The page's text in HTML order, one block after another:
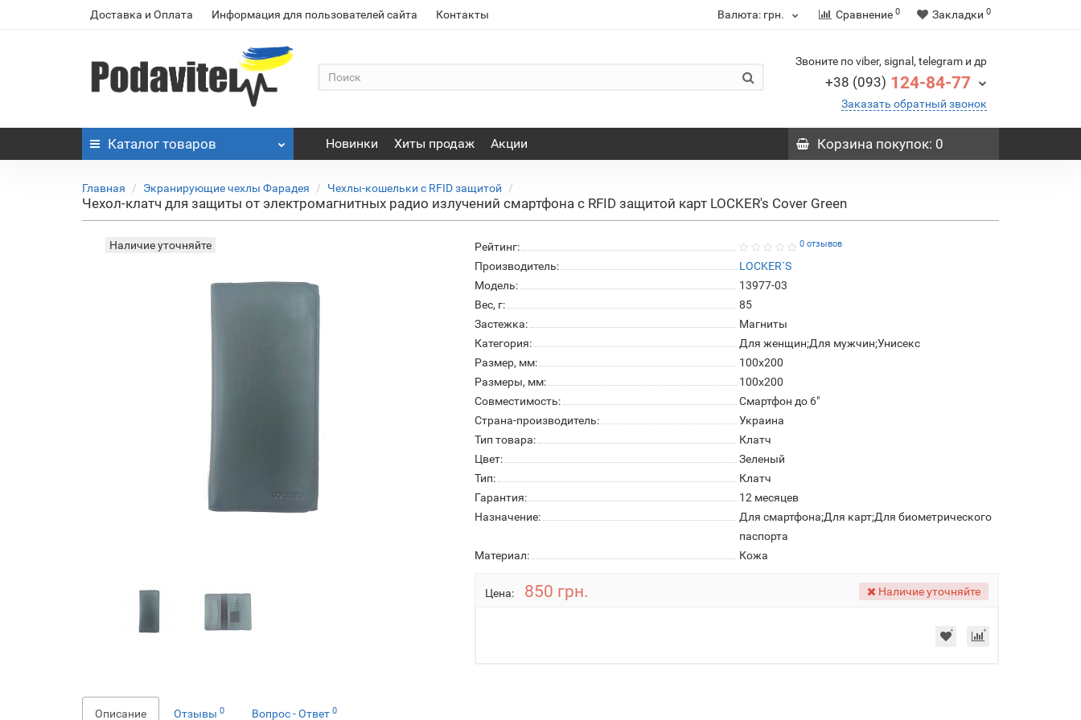
Доставка и Оплата Информация для пользователей сайта Контакты Валюта: грн. Сравнение 0 Закладки 0
Звоните по viber, signal, telegram и др
+38 (093) 124-84-77
Заказать обратный звонок
Каталог товаров Новинки Хиты продаж Акции Корзинапокупок: 0
Главная Экранирующие чехлы Фарадея Чехлы-кошельки с RFID защитой
Чехол-клатч для защиты от электромагнитных радио излучений смартфона с RFID защитой карт LOCKER's Cover Green
Наличие уточняйте Рейтинг: 0 отзывов
Производитель:
LOCKER`S
Модель:
13977-03
Вес, г:
85
Застежка:
Магниты
Категория:
Для женщин;Для мужчин;Унисекс
Размер, мм:
100x200
Размеры, мм:
100x200
Совместимость:
Смартфон до 6"
Страна-производитель:
Украина
Тип товара:
Клатч
Цвет:
Зеленый
Тип:
Клатч
Гарантия:
12 месяцев
Назначение:
Для смартфона;Для карт;Для биометрического
паспорта
Материал:
Кожа
Цена: 850 грн. Наличие уточняйте
Описание Отзывы 0 Вопрос - Ответ 0